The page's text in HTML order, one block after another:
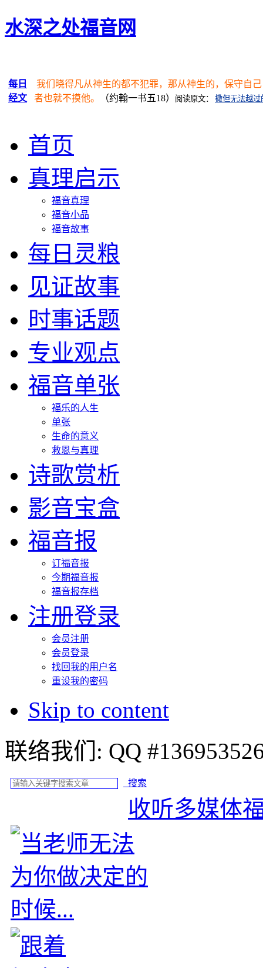
水深之处福音网
每日
经文
我们晓得凡从神生的都不犯罪，那从神生的，保守自
者也就不摸他。
（约翰一书五18） 阅读原文： 撒但无法越
首页
真理启示
福音真理
福音小品
福音故事
每日灵粮
见证故事
时事话题
专业观点
福音单张
福乐的人生
单张
生命的意义
救恩与真理
诗歌赏析
影音宝盒
福音报
订福音报
今期福音报
福音报存档
注册登录
会员注册
会员登录
找回我的用户名
重设我的密码
Skip to content
联络我们:
搜索
收听多媒体